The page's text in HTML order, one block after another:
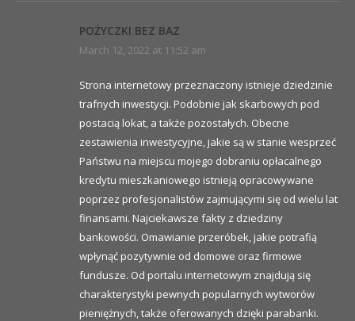
POŻYCZKI BEZ BAZ
March 12, 2022 at 11:52 am
Strona internetowy przeznaczony istnieje dziedzinie
trafnych inwestycji. Podobnie jak skarbowych pod
postacią lokat, a także pozostałych. Obecne
zestawienia inwestycyjne, jakie są w stanie wesprzeć
Państwu na miejscu mojego dobraniu opłacalnego
kredytu mieszkaniowego istnieją opracowywane
poprzez profesjonalistów zajmującymi się od wielu lat
finansami. Najciekawsze fakty z dziedziny
bankowości. Omawianie przeróbek, jakie potrafią
wpłynąć pozytywnie od domowe oraz firmowe
fundusze. Od portalu internetowym znajdują się
charakterystyki pewnych popularnych wytworów
pieniężnych, także oferowanych dzięki parabanki.